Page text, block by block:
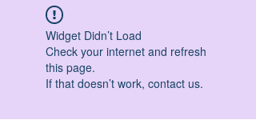
Widget Didn’t Load
Check your internet and refresh
this page.
If that doesn’t work, contact us.